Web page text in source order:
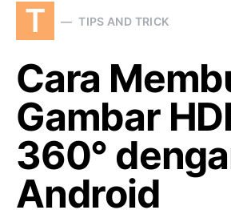
T TIPS AND TRICK
Cara
Gambar
360°
Android